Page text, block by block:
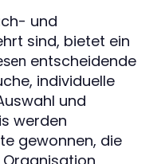
und
sind, bietet ein
entscheidende
individuelle
und
werden
gewonnen, die